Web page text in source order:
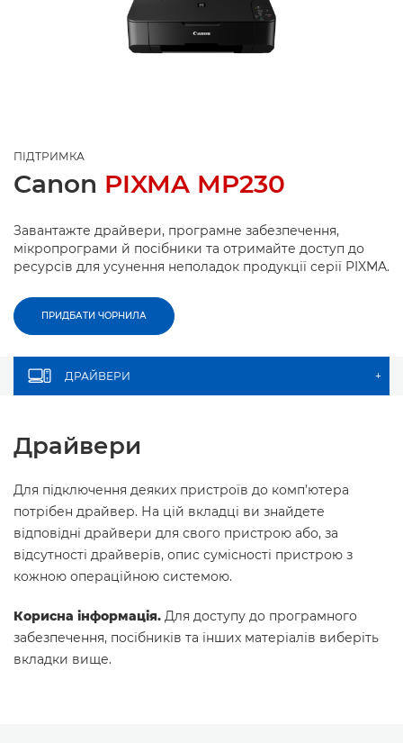
ПІДТРИМКА
Canon PIXMA MP230
Завантажте драйвери, програмне забезпечення,
мікропрограми й посібники та отримайте доступ до
ресурсів для усунення неполадок продукції серії PIXMA.
ПРИДБАТИ ЧОРНИЛА
ДРАЙВЕРИ +
Драйвери
Для підключення деяких пристроїв до комп’ютера
потрібен драйвер. На цій вкладці ви знайдете
відповідні драйвери для свого пристрою або, за
відсутності драйверів, опис сумісності пристрою з
кожною операційною системою.
Корисна інформація. Для доступу до програмного
забезпечення, посібників та інших матеріалів виберіть
вкладки вище.